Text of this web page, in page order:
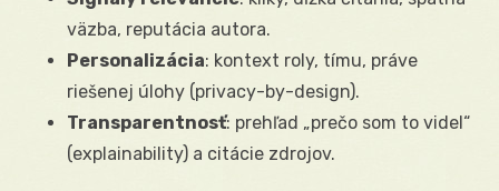
väzba, reputácia autora.
Personalizácia: kontext roly, tímu, práve
riešenej úlohy (privacy-by-design).
Transparentnosť: prehľad „prečo som to videl“
(explainability) a citácie zdrojov.